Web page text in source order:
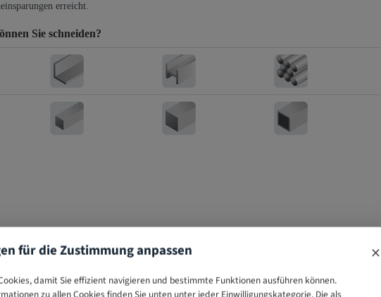
erreicht.
Sie schneiden?
für die Zustimmung anpassen ×
damit Sie effizient navigieren und bestimmte Funktionen ausführen können.
zu allen Cookies finden Sie unten unter jeder Einwilligungskategorie. Die als